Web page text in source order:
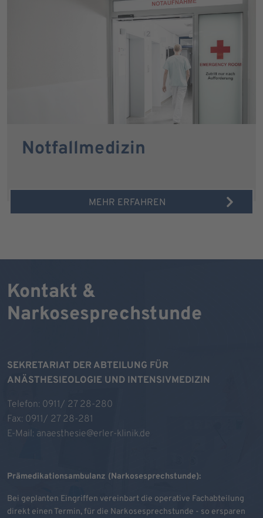
Notfallmedizin
MEHR ERFAHREN
Kontakt &
Narkosesprechstunde
SEKRETARIAT DER ABTEILUNG FÜR
ANÄSTHESIEOLOGIE UND INTENSIVMEDIZIN
Telefon: 0911/ 27 28-280
Fax: 0911/ 27 28-281
E-Mail: anaesthesie@erler-klinik.de
Prämedikationsambulanz (Narkosesprechstunde):
Bei geplanten Eingriffen vereinbart die operative Fachabteilung
direkt einen Termin, für die Narkosesprechstunde - so ersparen